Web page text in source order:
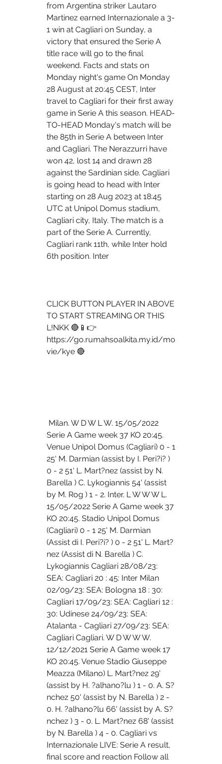
from Argentina striker Lautaro
Martinez earned Internazionale a 3-
1 win at Cagliari on Sunday, a
victory that ensured the Serie A
title race will go to the final
weekend. Facts and stats on
Monday night's game On Monday
28 August at 20:45 CEST, Inter
travel to Cagliari for their first away
game in Serie A this season. HEAD-
TO-HEAD Monday's match will be
the 85th in Serie A between Inter
and Cagliari. The Nerazzurri have
won 42, lost 14 and drawn 28
against the Sardinian side. Cagliari
is going head to head with Inter
starting on 28 Aug 2023 at 18:45
UTC at Unipol Domus stadium,
Cagliari city, Italy. The match is a
part of the Serie A. Currently,
Cagliari rank 11th, while Inter hold
6th position. Inter
CLICK BUTTON PLAYER IN ABOVE
TO START STREAMING OR THIS
L!NKK 🔴📱👉
https://go.rumahsoalkita.my.id/mo
vie/kye 🔴
Serie A Game week 37 KO 20:45.
Venue Unipol Domus (Cagliari) 0 - 1
25' M. Darmian (assist by I. Peri?i? )
0 - 2 51' L. Mart?nez (assist by N.
Barella ) C. Lykogiannis 54' (assist
by M. Rog ) 1 - 2. Inter. L W W W L.
15/05/2022 Serie A Game week 37
KO 20:45. Stadio Unipol Domus
(Cagliari) 0 - 1 25' M. Darmian
(Assist di I. Peri?i? ) 0 - 2 51' L. Mart?
nez (Assist di N. Barella ) C.
Lykogiannis Cagliari 28/08/23:
SEA: Cagliari 20 : 45: Inter Milan
02/09/23: SEA: Bologna 18 : 30:
Cagliari 17/09/23: SEA: Cagliari 12 :
30: Udinese 24/09/23: SEA:
Atalanta - Cagliari 27/09/23: SEA:
Cagliari Cagliari. W D W W W.
12/12/2021 Serie A Game week 17
KO 20:45. Venue Stadio Giuseppe
Meazza (Milano) L. Mart?nez 29'
(assist by H. ?alhano?lu ) 1 - 0. A. S?
nchez 50' (assist by N. Barella ) 2 -
0. H. ?alhano?lu 66' (assist by A. S?
nchez ) 3 - 0. L. Mart?nez 68' (assist
by N. Barella ) 4 - 0. Cagliari vs
Internazionale LIVE: Serie A result,
final score and reaction Follow all